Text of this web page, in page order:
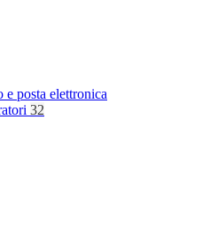
e posta elettronica
32